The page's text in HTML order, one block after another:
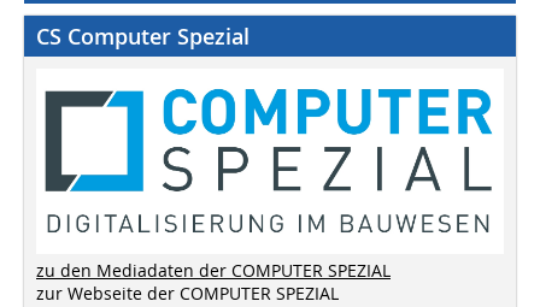
CS Computer Spezial
zu den Mediadaten der COMPUTER SPEZIAL
zur Webseite der COMPUTER SPEZIAL